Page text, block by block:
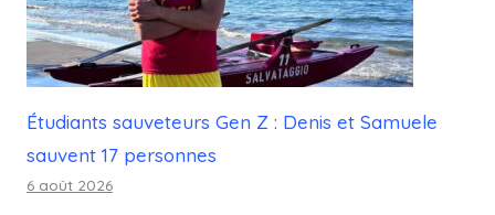
Étudiants sauveteurs Gen Z : Denis et Samuele
sauvent 17 personnes
6 août 2026